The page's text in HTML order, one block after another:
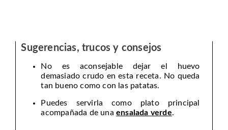
Sugerencias, trucos y consejos
No es aconsejable dejar el huevo
demasiado crudo en esta receta. No queda
tan bueno como con las patatas.
Puedes servirla como plato principal
acompañada de unaensalada verde.